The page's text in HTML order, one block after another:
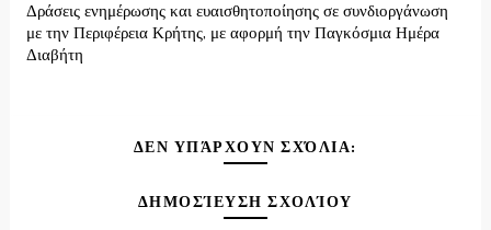
Δράσεις ενημέρωσης και ευαισθητοποίησης σε συνδιοργάνωση
με την Περιφέρεια Κρήτης, με αφορμή την Παγκόσμια Ημέρα
Διαβήτη
ΔΕΝ ΥΠΆΡΧΟΥΝ ΣΧΌΛΙΑ:
ΔΗΜΟΣΊΕΥΣΗ ΣΧΟΛΊΟΥ